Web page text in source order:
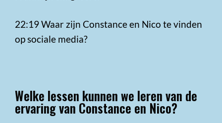
22:19 Waar zijn Constance en Nico te vinden
op sociale media?
Welke lessen kunnen we leren van de
ervaring van Constance en Nico?